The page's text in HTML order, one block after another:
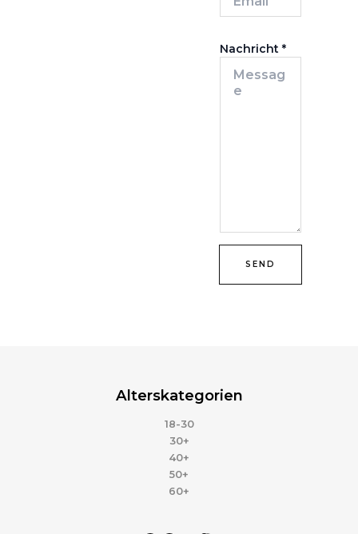
Nachricht *
SEND
Alterskategorien
18-30
30+
40+
50+
60+